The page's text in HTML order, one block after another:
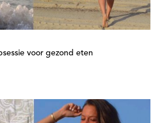
voor gezond eten